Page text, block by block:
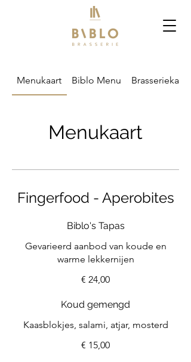
Menukaart Biblo Menu Brasseriekaart
Menukaart
Fingerfood - Aperobites
Biblo's Tapas
Gevarieerd aanbod van koude en
warme lekkernijen
€ 24,00
Koud gemengd
Kaasblokjes, salami, atjar, mosterd
€ 15,00